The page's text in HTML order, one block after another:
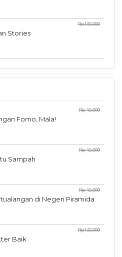
Rp 135,000
Stories
Rp 45,000
Fomo, Mala!
Rp 45,000
Sampah
Rp 45,000
di Negeri Piramida
Rp 135,000
Baik